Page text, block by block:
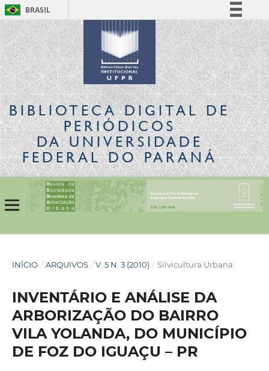
BRASIL
Simplifique!
Comunica BR
Participe
Acesso à informação
Legislação
Canais
BIBLIOTECA DIGITALDE
PERIÓDICOS
DA UNIVERSIDADE
FEDERAL DO PARANÁ
INÍCIO / ARQUIVOS / V. 5 N. 3 (2010) / Silvicultura Urbana
INVENTÁRIO E ANÁLISE DA
ARBORIZAÇÃO DO BAIRRO
VILA YOLANDA, DO MUNICÍPIO
DE FOZ DO IGUAÇU – PR